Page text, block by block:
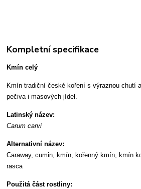
Kompletní specifikace
Kmín celý
Kmín tradiční české koření s výraznou chutí
pečiva i masových jídel.
Latinský název:
Carum carvi
Alternativní název:
Caraway, cumin, kmín, kořenný kmín, kmín
rasca
Použitá část rostliny: